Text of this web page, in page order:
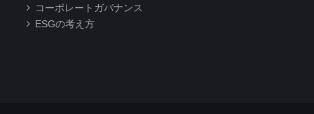
コーポレートガバナンス
ESGの考え方